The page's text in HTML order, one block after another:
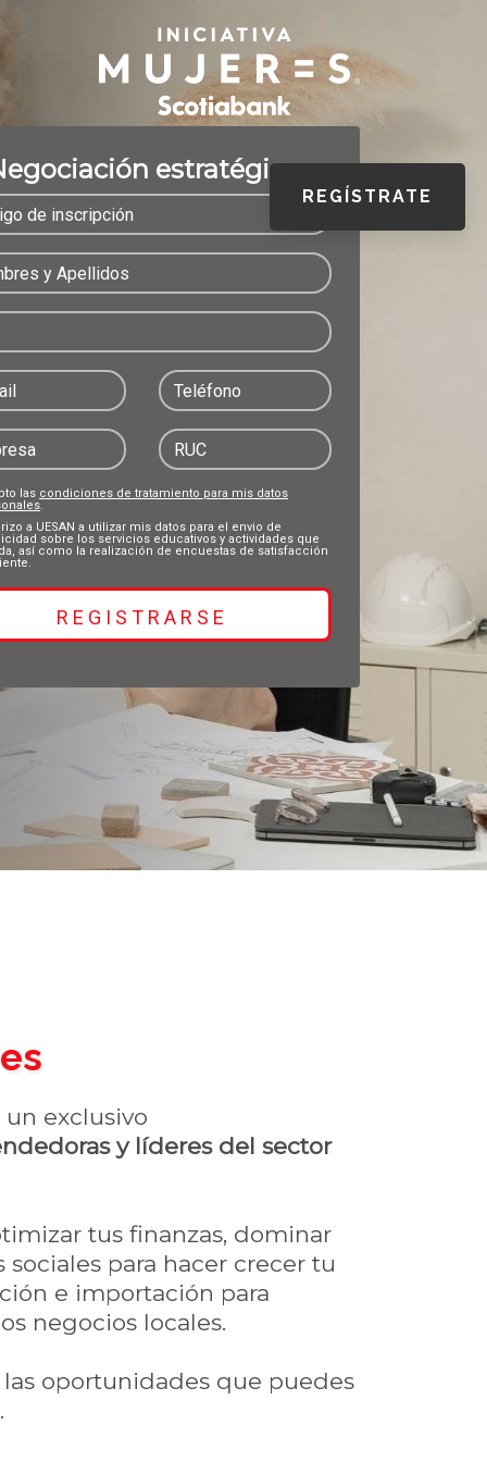
estratégica
las condiciones de tratamiento para mis datos
.
a UESAN a utilizar mis datos para el envio de
sobre los servicios educativos y actividades que
así como la realización de encuestas de satisfacción
REGISTRARSE
REGÍSTRATE
un exclusivo
y líderes del sector
tus finanzas, dominar
para hacer crecer tu
e importación para
negocios locales.
oportunidades que puedes